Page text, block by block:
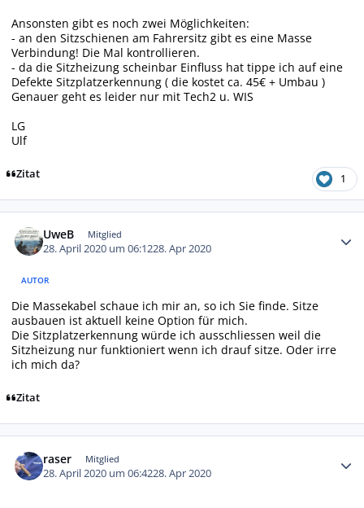
Ansonsten gibt es noch zwei Möglichkeiten:
- an den Sitzschienen am Fahrersitz gibt es eine Masse
Verbindung! Die Mal kontrollieren.
- da die Sitzheizung scheinbar Einfluss hat tippe ich auf eine
Defekte Sitzplatzerkennung ( die kostet ca. 45€ + Umbau )
Genauer geht es leider nur mit Tech2 u. WIS
LG
Ulf
Zitat 1
UweB Mitglied
28. April 2020 um 06:1228. Apr 2020
AUTOR
Die Massekabel schaue ich mir an, so ich Sie finde. Sitze
ausbauen ist aktuell keine Option für mich.
Die Sitzplatzerkennung würde ich ausschliessen weil die
Sitzheizung nur funktioniert wenn ich drauf sitze. Oder irre
ich mich da?
Zitat
raser Mitglied
28. April 2020 um 06:4228. Apr 2020